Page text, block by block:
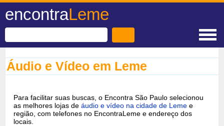
encontraLeme
Áudio e Vídeo em Leme
Para facilitar suas buscas, o Encontra São Paulo selecionou
as melhores lojas deáudio e vídeo na cidade de Leme e
região, com telefones no EncontraLeme e endereço dos
locais.